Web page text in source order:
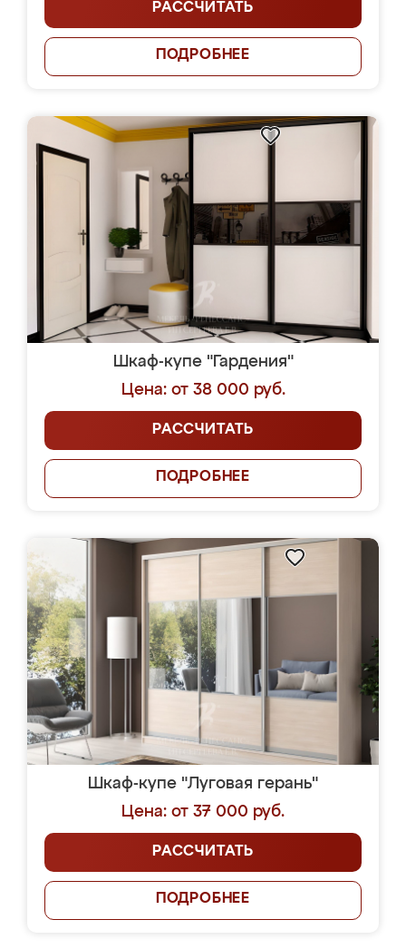
РАССЧИТАТЬ
ПОДРОБНЕЕ
Шкаф-купе "Гардения"
Цена: от 38 000 руб.
РАССЧИТАТЬ
ПОДРОБНЕЕ
Шкаф-купе "Луговая герань"
Цена: от 37 000 руб.
РАССЧИТАТЬ
ПОДРОБНЕЕ